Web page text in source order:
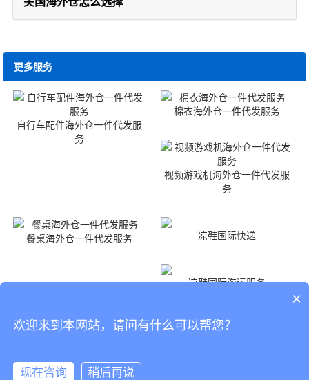
更多服务
自行车配件海外仓一件代发服
务
棉衣海外仓一件代发服务
视频游戏机海外仓一件代发服
务
餐桌海外仓一件代发服务 凉鞋国际快递
凉鞋国际海运服务
凉鞋国际空运服务 凉鞋FBA头程
CopyRight © 深圳市韬博供应链有限公司
×
欢迎来到本网站，请问有什么可以帮您？
现在咨询 稍后再说